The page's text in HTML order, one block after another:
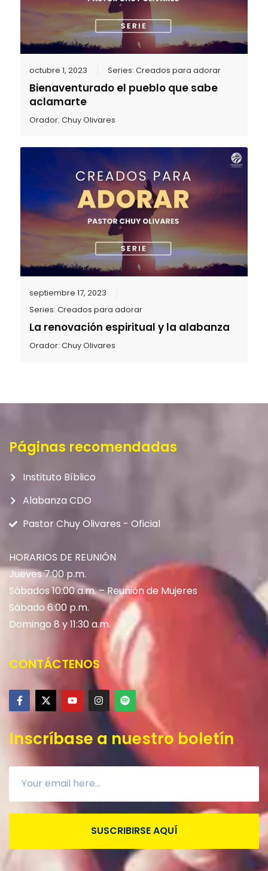
octubre 1, 2023 Series:Creados para adorar
Bienaventurado el pueblo que sabe
aclamarte
Orador:Chuy Olivares
septiembre 17, 2023
Series:Creados para adorar
La renovación espiritual y la alabanza
Orador:Chuy Olivares
Páginas recomendadas
Instituto Bíblico
Alabanza CDO
Pastor Chuy Olivares - Oficial
HORARIOS DE REUNIÓN
Jueves 7:00 p.m.
Sábados 10:00 a.m. – Reunión de Mujeres
Sábado 6:00 p.m.
Domingo 8 y 11:30 a.m.
CONTÁCTENOS
Inscríbase a nuestro boletín
SUSCRIBIRSE AQUÍ